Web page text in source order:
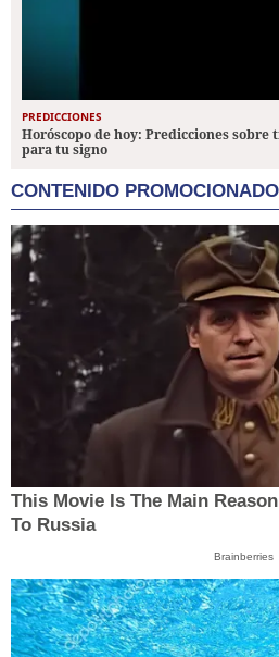
PREDICCIONES
Horóscopo de hoy: Predicciones sobre
para tu signo
CONTENIDO PROMOCIONADO
This Movie Is The Main
To Russia
Brainberries